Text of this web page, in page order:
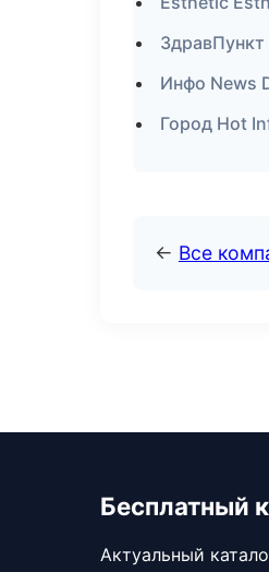
Инфо News
Город Hot
← Все
Бесплатный
Актуальный